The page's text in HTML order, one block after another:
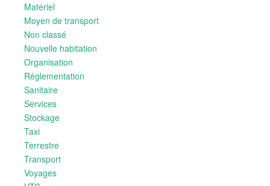
Matériel
Moyen de transport
Non classé
Nouvelle habitation
Organisation
Réglementation
Sanitaire
Services
Stockage
Taxi
Terrestre
Transport
Voyages